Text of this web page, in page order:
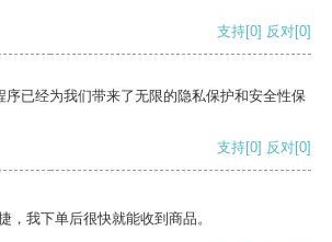
支持[0] 反对[0]
序已经为我们带来了无限的隐私保护和安全性保
支持[0] 反对[0]
，我下单后很快就能收到商品。